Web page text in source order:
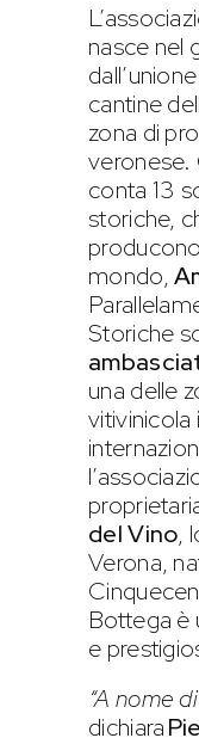
nasce nel
cantine
zona di
veronese.
conta 13
storiche,
mondo,
Storiche
una delle
vitivinicola
del Vino,
Verona,
Bottega è
e
“A nome
dichiara